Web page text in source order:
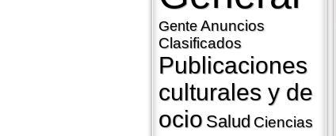
Gente Anuncios
Clasificados
Publicaciones
culturales y de
ocio Salud Ciencias